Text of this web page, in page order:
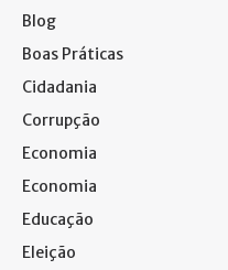
Blog
Boas Práticas
Cidadania
Corrupção
Economia
Economia
Educação
Eleição